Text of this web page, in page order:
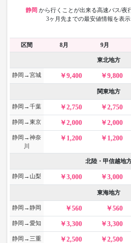
静岡 から行くことが出来る高速バス/夜
3ヶ月先までの最安値情報を表示
区間 8月 9月
東北地方
静岡→宮城 9,400 9,800
関東地方
静岡→千葉 2,750 2,750
静岡→東京 2,000 2,000
静岡→神奈
川
1,200 1,200
北陸・甲信越地
静岡→山梨 3,000 3,000
東海地方
静岡→静岡 560 560
静岡→愛知 3,300 3,300
静岡→三重 2,500 2,500